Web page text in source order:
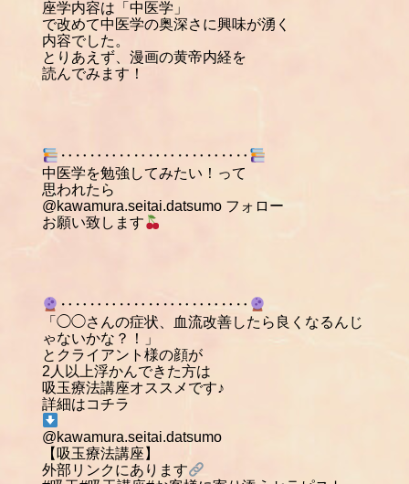
座学内容は「中医学」
で改めて中医学の奥深さに興味が湧く
内容でした。
とりあえず、漫画の黄帝内経を
読んでみます！
‥‥‥‥‥‥‥‥‥‥‥‥‥
中医学を勉強してみたい！って
思われたら
@kawamura.seitai.datsumo フォロー
お願い致します
‥‥‥‥‥‥‥‥‥‥‥‥‥
「◯◯さんの症状、血流改善したら良くなるんじ
ゃないかな？！」
とクライアント様の顔が
2人以上浮かんできた方は
吸玉療法講座オススメです♪
詳細はコチラ
@kawamura.seitai.datsumo
【吸玉療法講座】
外部リンクにあります